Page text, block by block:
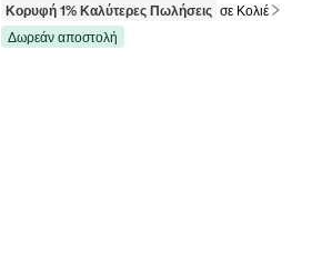
Κορυφή 1% Καλύτερες Πωλήσεις σε Κολιέ
Δωρεάν αποστολή